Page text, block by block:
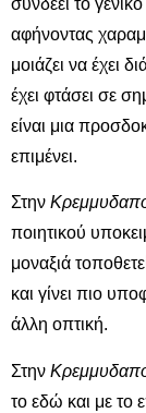
αφήνοντας
μοιάζει να έχει
έχει φτάσει σε
είναι μια
επιμένει.
Στην
ποιητικού
μοναξιά
και γίνει πιο
άλλη οπτική.
Στην
το εδώ και με το